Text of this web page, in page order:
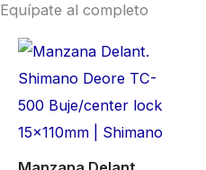
Equípate al completo
producto
tiene
múltiples
variantes.